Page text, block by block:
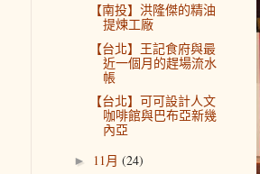
【南投】洪隆傑的精油
提煉工廠
【台北】王記食府與最
近一個月的趕場流水
帳
【台北】可可設計人文
咖啡館與巴布亞新幾
內亞
► 11月 (24)